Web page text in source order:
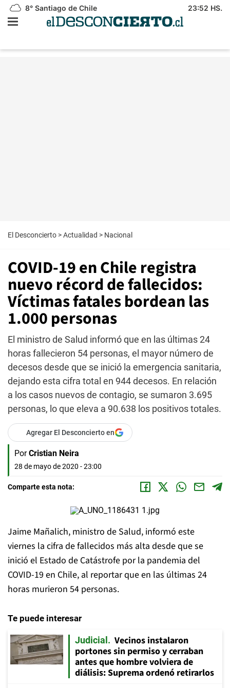
8° Santiago de Chile 23:52 HS.
El Desconcierto >Actualidad > Nacional
COVID-19 en Chile registra
nuevo récord de fallecidos:
Víctimas fatales bordean las
1.000 personas
El ministro de Salud informó que en las últimas 24
horas fallecieron 54 personas, el mayor número de
decesos desde que se inició la emergencia sanitaria,
dejando esta cifra total en 944 decesos. En relación
a los casos nuevos de contagio, se sumaron 3.695
personas, lo que eleva a 90.638 los positivos totales.
Agregar El Desconcierto en
Por Cristian Neira
28 de mayo de 2020 - 23:00
Comparte esta nota:
Jaime Mañalich, ministro de Salud, informó este
viernes la cifra de fallecidos más alta desde que se
inició el Estado de Catástrofe por la pandemia del
COVID-19 en Chile, al reportar que en las últimas 24
horas murieron 54 personas.
Te puede interesar
Judicial
Vecinos instalaron
portones sin permiso y cerraban
antes que hombre volviera de
diálisis: Suprema ordenó retirarlos